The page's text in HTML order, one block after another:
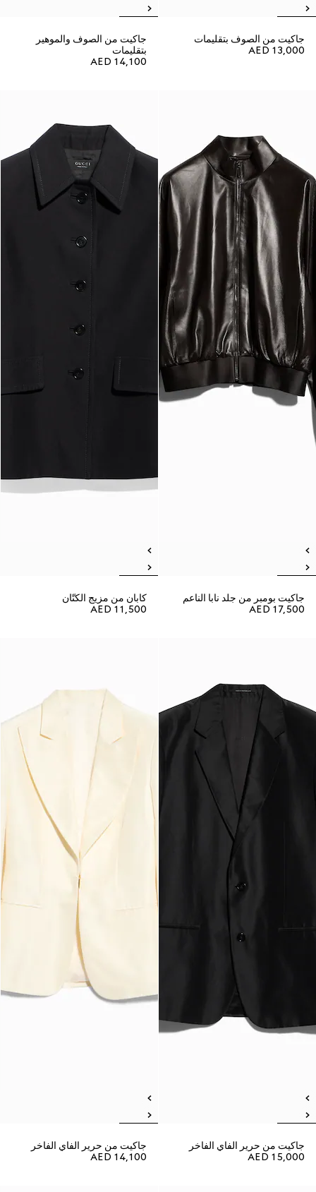
جاكيت من الصوف بتقليمات
AED 13,000
جاكيت من الصوف والموهير
بتقليمات
AED 14,100
جاكيت بومبر من جلد نابا الناعم
AED 17,500
كابان من مزيج الكتّان
AED 11,500
جاكيت من حرير الفاي الفاخر
AED 15,000
جاكيت من حرير الفاي الفاخر
AED 14,100